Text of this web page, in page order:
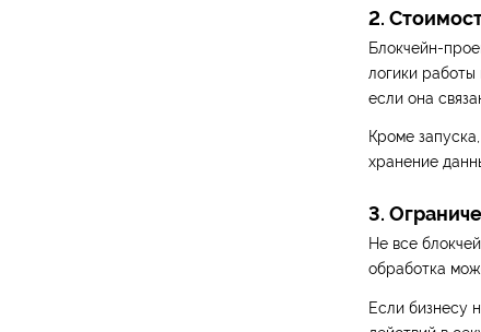
2.
Блокчейн-
логики
если она
Кроме
хранение
3.
Не все
обработка
Если бизнесу